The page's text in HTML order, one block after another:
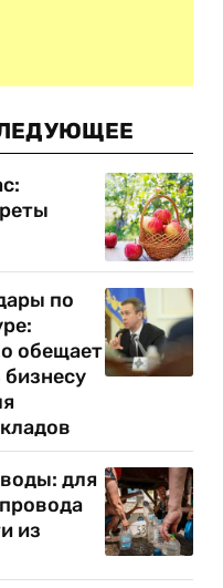
по
обещает
бизнесу
для
из